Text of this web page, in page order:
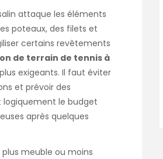
attaque les éléments
poteaux, des filets et
certains revêtements
de terrain de tennis à
exigeants. Il faut éviter
et prévoir des
le budget
après quelques
meuble ou moins